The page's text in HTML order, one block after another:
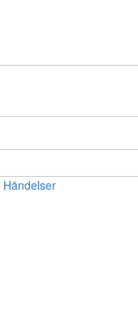
Händelser